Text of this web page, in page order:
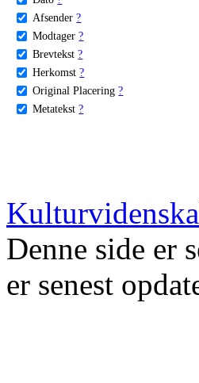
Afsender ?
Modtager ?
Brevtekst ?
Herkomst ?
Original Placering ?
Metatekst ?
Denne side er
er senest